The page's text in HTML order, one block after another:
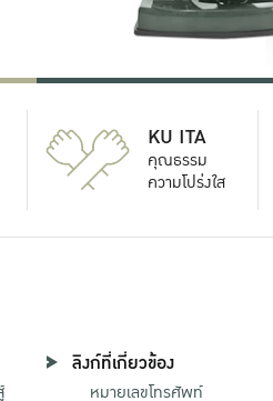
KU ITA
คุณธรรม
ความโปร่งใส
ลิงก์ที่เกี่ยวข้อง
หมายเลขโทรศัพท์